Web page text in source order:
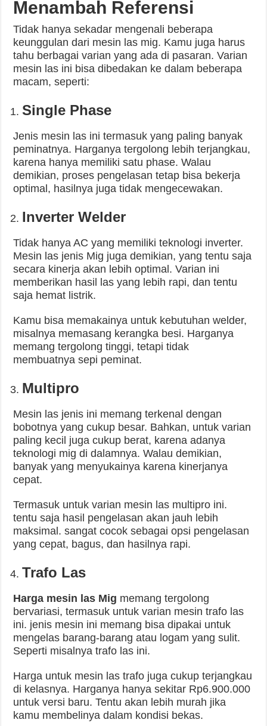
Menambah Referensi
Tidak hanya sekadar mengenali beberapa
keunggulan dari mesin las mig. Kamu juga harus
tahu berbagai varian yang ada di pasaran. Varian
mesin las ini bisa dibedakan ke dalam beberapa
macam, seperti:
Single Phase
Jenis mesin las ini termasuk yang paling banyak
peminatnya. Harganya tergolong lebih terjangkau,
karena hanya memiliki satu phase. Walau
demikian, proses pengelasan tetap bisa bekerja
optimal, hasilnya juga tidak mengecewakan.
Inverter Welder
Tidak hanya AC yang memiliki teknologi inverter.
Mesin las jenis Mig juga demikian, yang tentu saja
secara kinerja akan lebih optimal. Varian ini
memberikan hasil las yang lebih rapi, dan tentu
saja hemat listrik.
Kamu bisa memakainya untuk kebutuhan welder,
misalnya memasang kerangka besi. Harganya
memang tergolong tinggi, tetapi tidak
membuatnya sepi peminat.
Multipro
Mesin las jenis ini memang terkenal dengan
bobotnya yang cukup besar. Bahkan, untuk varian
paling kecil juga cukup berat, karena adanya
teknologi mig di dalamnya. Walau demikian,
banyak yang menyukainya karena kinerjanya
cepat.
Termasuk untuk varian mesin las multipro ini.
tentu saja hasil pengelasan akan jauh lebih
maksimal. sangat cocok sebagai opsi pengelasan
yang cepat, bagus, dan hasilnya rapi.
Trafo Las
Harga mesin las Mig memang tergolong
bervariasi, termasuk untuk varian mesin trafo las
ini. jenis mesin ini memang bisa dipakai untuk
mengelas barang-barang atau logam yang sulit.
Seperti misalnya trafo las ini.
Harga untuk mesin las trafo juga cukup terjangkau
di kelasnya. Harganya hanya sekitar Rp6.900.000
untuk versi baru. Tentu akan lebih murah jika
kamu membelinya dalam kondisi bekas.